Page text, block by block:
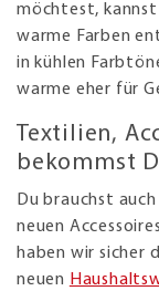
möchtest,
warme Farben
in kühlen
warme eher für
Textilien,
bekommst
Du brauchst
neuen
haben wir sicher
neuen